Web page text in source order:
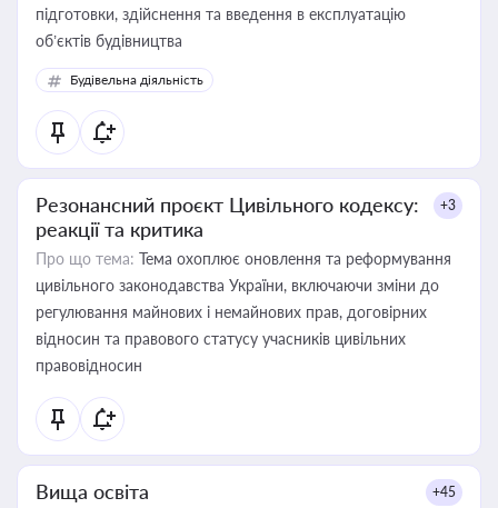
підготовки, здійснення та введення в експлуатацію
об’єктів будівництва
Будівельна діяльність
Резонансний проєкт Цивільного кодексу:
реакції та критика
+3
Про що тема: Тема охоплює оновлення та реформування
цивільного законодавства України, включаючи зміни до
регулювання майнових і немайнових прав, договірних
відносин та правового статусу учасників цивільних
правовідносин
Вища освіта +45